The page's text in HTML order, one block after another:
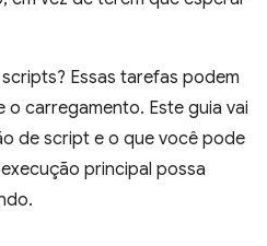
Essas tarefas podem
carregamento. Este guia vai
de script e o que você pode
principal possa